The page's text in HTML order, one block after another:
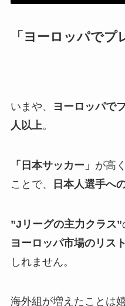
「ヨーロッパでプ
いまや、 ヨーロッパで
人以上。
「日本サッカー」 が高
ことで、
日本人選手へ
”Jリーグの主力クラス”
ヨーロッパ市場のリスト
しれません。
海外組が増えたことは